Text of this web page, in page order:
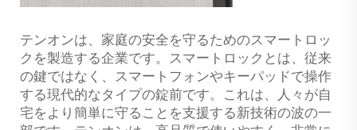
テンオンは、家庭の安全を守るためのスマートロッ
クを製造する企業です。スマートロックとは、従来
の鍵ではなく、スマートフォンやキーパッドで操作
する現代的なタイプの錠前です。これは、人々が自
宅をより簡単に守ることを支援する新技術の波の一